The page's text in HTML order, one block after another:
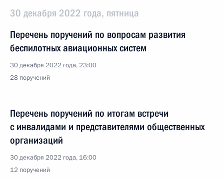
30 декабря 2022 года, пятница
Перечень поручений по вопросам развития
беспилотных авиационных систем
30 декабря 2022 года, 23:00
28 поручений
Перечень поручений по итогам встречи
с инвалидами и представителями общественных
организаций
30 декабря 2022 года, 16:00
12 поручений